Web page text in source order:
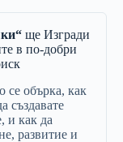
ще Изгради
в по-добри
се обърка, как
създавате
и как да
развитие и